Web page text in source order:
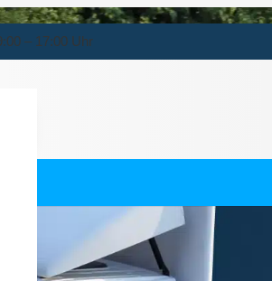
– 17:00 Uhr
für Wollershausen.